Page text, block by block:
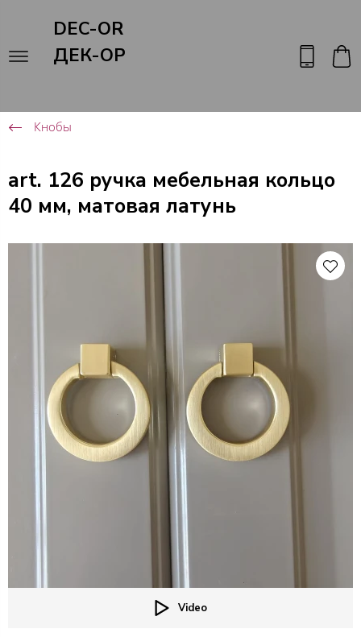
DEC-OR
ДЕК-ОР
Кнобы
art. 126 ручка мебельная кольцо
40 мм, матовая латунь
Video